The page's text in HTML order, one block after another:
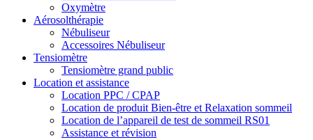
Oxymètre
Aérosolthérapie
Nébuliseur
Accessoires Nébuliseur
Tensiomètre
Tensiomètre grand public
Location et assistance
Location PPC / CPAP
Location de produit Bien-être et Relaxation sommeil
Location de l’appareil de test de sommeil RS01
Assistance et révision